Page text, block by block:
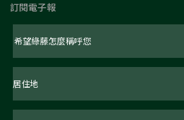
訂閱電子報